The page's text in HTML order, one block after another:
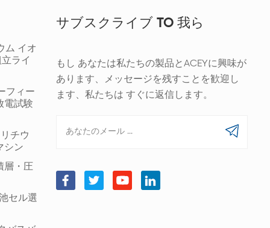
ム イオ
ライ
フィー
電試験
チウ
シン
層・圧
セル選
サブスクライブ TO 我ら
もし あなたは私たちの製品とACEYに興味が
あります、メッセージを残すことを歓迎し
ます、私たちは すぐに返信します。